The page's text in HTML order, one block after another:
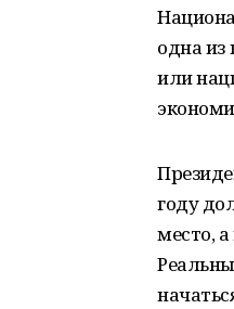
одна
или
году
место,